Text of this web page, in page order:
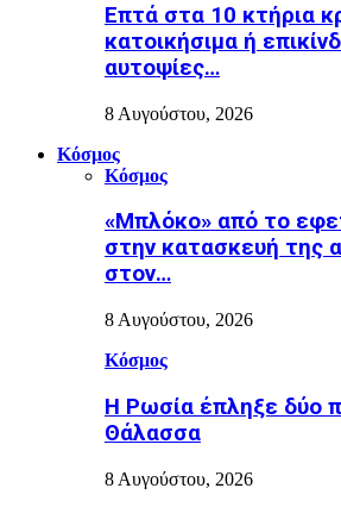
Επτά στα 10 κτήρια
κατοικήσιμα ή
αυτοψίες…
8 Αυγούστου, 2026
Κόσμος
Κόσμος
«Μπλόκο» από το
στην κατασκευή της
στον…
8 Αυγούστου, 2026
Κόσμος
Η Ρωσία έπληξε δύο
Θάλασσα
8 Αυγούστου, 2026